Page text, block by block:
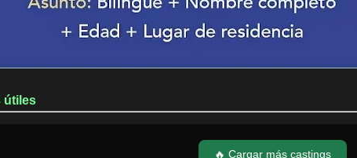
útiles
🔥 Cargar más castings